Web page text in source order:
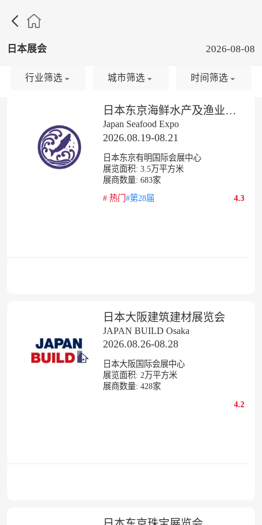

日本展会 2026-08-08
​日本东京海鲜水产及渔业展览会
Japan Seafood Expo
2026.08.19-08.21
日本东京有明国际会展中心
展览面积: 3.5万平方米
展商数量: 683家
# 热门 #第28届 4.3
日本大阪建筑建材展览会
JAPAN BUILD Osaka
2026.08.26-08.28
日本大阪国际会展中心
展览面积: 2 万平方米
展商数量: 428家
4.2
行业筛选 城市筛选 时间筛选